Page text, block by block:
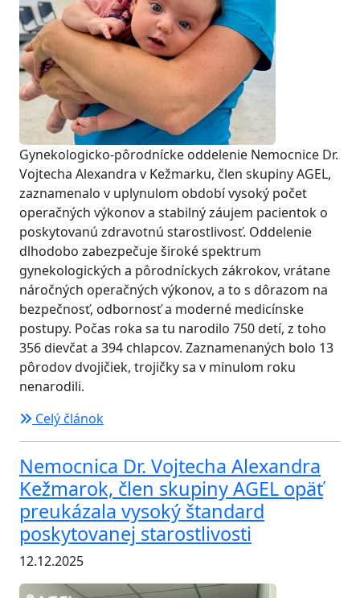
Gynekologicko-pôrodnícke oddelenie Nemocnice Dr.
Vojtecha Alexandra v Kežmarku, člen skupiny AGEL,
zaznamenalo v uplynulom období vysoký počet
operačných výkonov a stabilný záujem pacientok o
poskytovanú zdravotnú starostlivosť. Oddelenie
dlhodobo zabezpečuje široké spektrum
gynekologických a pôrodníckych zákrokov, vrátane
náročných operačných výkonov, a to s dôrazom na
bezpečnosť, odbornosť a moderné medicínske
postupy. Počas roka sa tu narodilo 750 detí, z toho
356 dievčat a 394 chlapcov. Zaznamenaných bolo 13
pôrodov dvojičiek, trojičky sa v minulom roku
nenarodili.
Celý článok
Nemocnica Dr. Vojtecha Alexandra
Kežmarok, člen skupiny AGEL opäť
preukázala vysoký štandard
poskytovanej starostlivosti
12.12.2025